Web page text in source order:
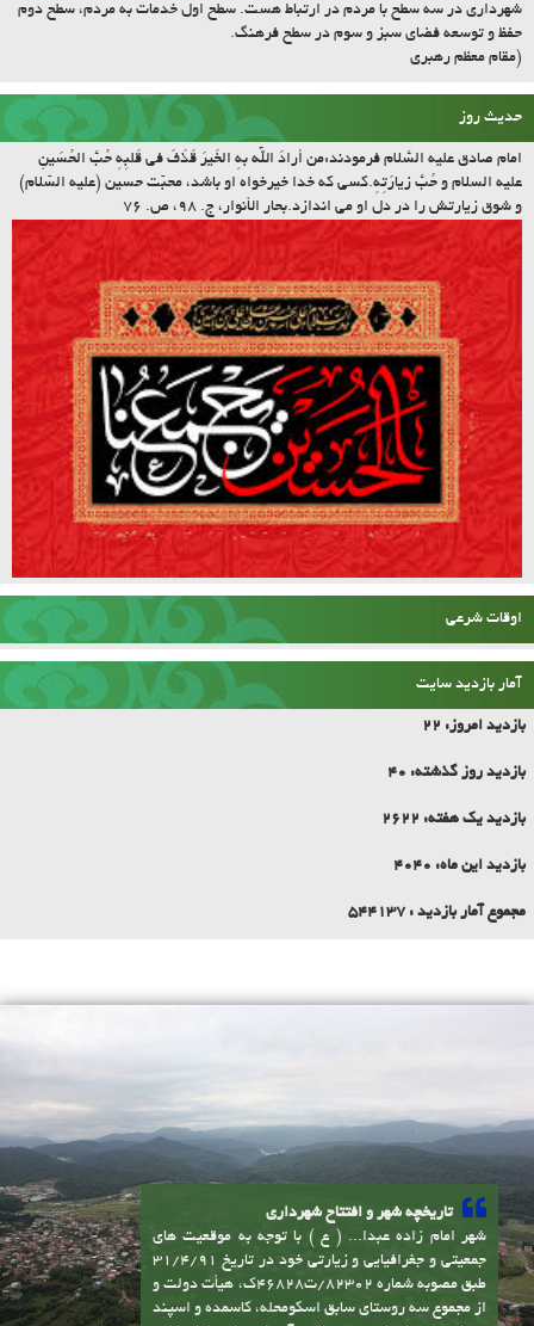
(مقام معظم رهبری
حدیث روز
امام صادق علیه السّلام فرمودند:مَن أرادَ اللّه بِهِ الخَیرَ قَذَفَ فی قَلبِهِ حُبَّ الحُسَینِ
علیه السلام و حُبَّ زیارَتِهِ.کسى که خدا خیرخواه او باشد، محبّت حسین (علیه السّلام)
و شوق زیارتش را در دل او مى اندازد.بحار الأنوار، ج. ۹۸، ص. ۷۶
اوقات شرعی
آمار بازدید سایت
بازدید امروز: 22
بازدید روز گذشته:
بازدید یک هفته: 2622
بازدید این ماه: 4040
مجموع آمار بازدید : 544137
تاریخچه شهر و افتتاح شهرداری
طبق مصوبه شماره 82302/ت46828ک، هیأت دولت و
از مجموع سه روستای سابق اسکومحله، کاسمده و اسپند
به شهر تبدیل شده و متعاقب آن شهرداری امام زاده
عبدا... ( ع ) نیز در تاریخ 5/12/91 افتتاح گردید